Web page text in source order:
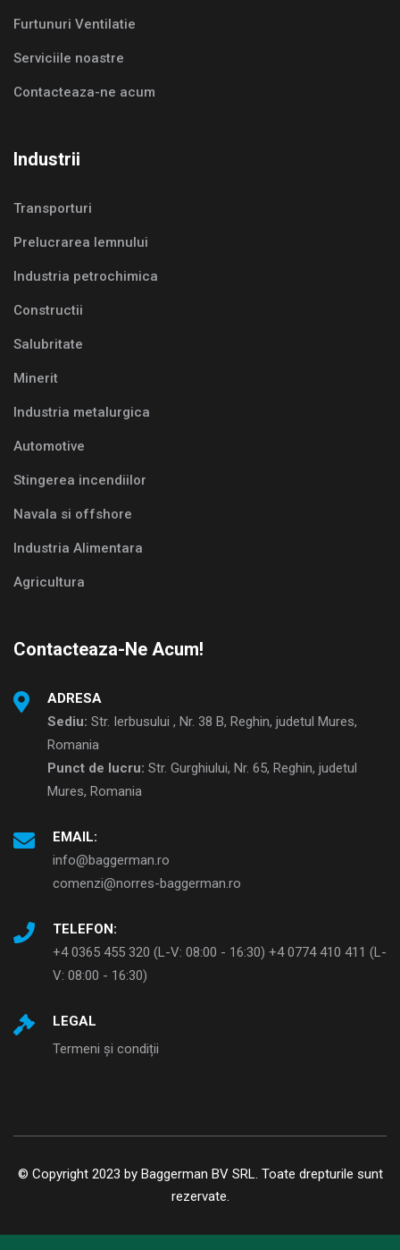
Furtunuri Ventilatie
Serviciile noastre
Contacteaza-ne acum
Industrii
Transporturi
Prelucrarea lemnului
Industria petrochimica
Constructii
Salubritate
Minerit
Industria metalurgica
Automotive
Stingerea incendiilor
Navala si offshore
Industria Alimentara
Agricultura
Contacteaza-Ne Acum!
ADRESA
Sediu: Str. Ierbusului , Nr. 38 B, Reghin, judetul Mures,
Romania
Punct de lucru: Str. Gurghiului, Nr. 65, Reghin, judetul
Mures, Romania
EMAIL:
info@baggerman.ro
comenzi@norres-baggerman.ro
TELEFON:
+4 0365 455 320 (L-V: 08:00 - 16:30) +4 0774 410 411 (L-
V: 08:00 - 16:30)
LEGAL
Termeni și condiții
© Copyright 2023 by Baggerman BV SRL. Toate drepturile sunt
rezervate.